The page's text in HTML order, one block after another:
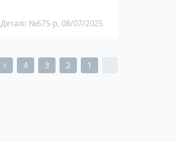
Деталі: №675-р, 08/07/2025
4 3 2 1